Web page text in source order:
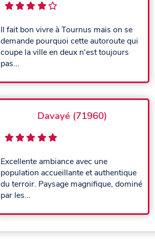
Il fait bon vivre à Tournus mais on se
demande pourquoi cette autoroute qui
coupe la ville en deux n'est toujours
pas...
Davayé (71960)
Excellente ambiance avec une
population accueillante et authentique
du terroir. Paysage magnifique, dominé
par les...